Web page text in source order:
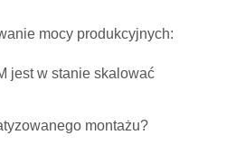
mocy produkcyjnych:
jest w stanie skalować
montażu?